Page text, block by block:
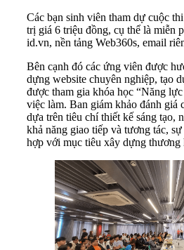
Các bạn sinh viên tham dự cuộc
trị giá 6 triệu đồng, cụ thể là miễn
id.vn, nền tảng Web360s, email
Bên cạnh đó các ứng viên được
dựng website chuyên nghiệp, tạo
được tham gia khóa học “Năng
việc làm. Ban giám khảo đánh giá
dựa trên tiêu chí thiết kế sáng tạo,
khả năng giao tiếp và tương tác,
hợp với mục tiêu xây dựng thương